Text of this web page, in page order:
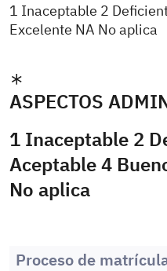
1 Inaceptable 2
Excelente NA No aplica
ASPECTOS
1 Inaceptable 2
Aceptable 4
No aplica
Proceso de